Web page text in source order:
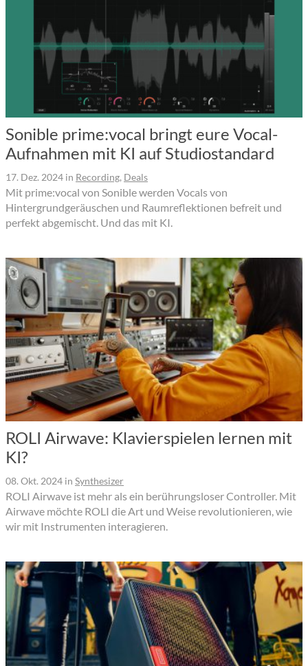
Sonible prime:vocal bringt eure Vocal-
Aufnahmen mit KI auf Studiostandard
17. Dez. 2024 in Recording, Deals
Mit prime:vocal von Sonible werden Vocals von
Hintergrundgeräuschen und Raumreflektionen befreit und
perfekt abgemischt. Und das mit KI.
ROLI Airwave: Klavierspielen lernen mit
KI?
08. Okt. 2024 in Synthesizer
ROLI Airwave ist mehr als ein berührungsloser Controller. Mit
Airwave möchte ROLI die Art und Weise revolutionieren, wie
wir mit Instrumenten interagieren.